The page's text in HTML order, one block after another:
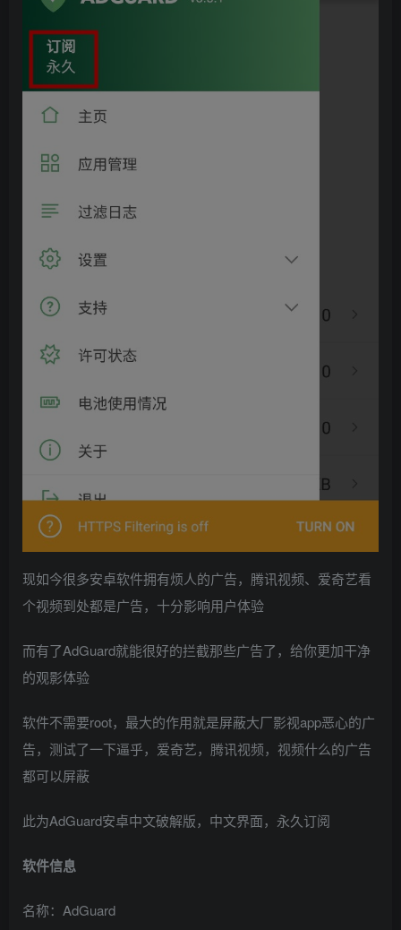
现如今很多安卓软件拥有烦人的广告，腾讯视频、爱奇艺看
个视频到处都是广告，十分影响用户体验
而有了AdGuard就能很好的拦截那些广告了，给你更加干净
的观影体验
软件不需要root，最大的作用就是屏蔽大厂影视app恶心的广
告，测试了一下逼乎，爱奇艺，腾讯视频，视频什么的广告
都可以屏蔽
此为AdGuard安卓中文破解版，中文界面，永久订阅
软件信息
名称：AdGuard